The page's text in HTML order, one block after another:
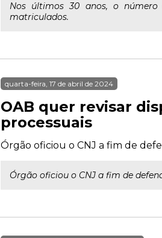
Nos últimos 30 anos, o
matriculados.
quarta-feira, 17 de abril de 2024
OAB quer revisar
processuais
Órgão oficiou o CNJ a fim de
Órgão oficiou o CNJ a fim de